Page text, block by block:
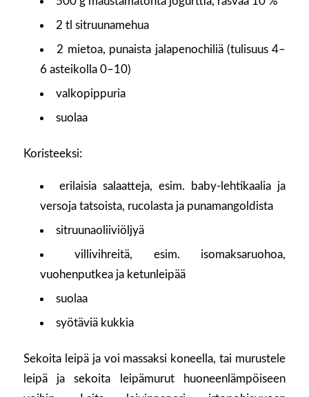
2 tl sitruunamehua
2 mietoa, punaista jalapenochiliä (tulisuus 4–
6 asteikolla 0–10)
valkopippuria
suolaa
Koristeeksi:
erilaisia salaatteja, esim. baby-lehtikaalia ja
versoja tatsoista, rucolasta ja punamangoldista
sitruunaoliiviöljyä
villivihreitä, esim. isomaksaruohoa,
vuohenputkea ja ketunleipää
suolaa
syötäviä kukkia
Sekoita leipä ja voi massaksi koneella, tai murustele
leipä ja sekoita leipämurut huoneenlämpöiseen